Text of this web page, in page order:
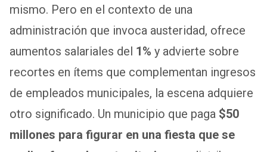
mismo. Pero en el contexto de una
administración que invoca austeridad, ofrece
aumentos salariales del 1% y advierte sobre
recortes en ítems que complementan ingresos
de empleados municipales, la escena adquiere
otro significado. Un municipio que paga $50
millones para figurar en una fiesta que se